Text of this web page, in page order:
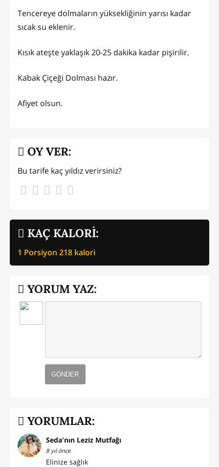
Tencereye dolmaların yüksekliğinin yarısı kadar
sıcak su eklenir.
Kısık ateşte yaklaşık 20-25 dakika kadar pişirilir.
Kabak Çiçeği Dolması hazır.
Afiyet olsun.
KAÇ KALORİ:
1 Porsiyon 218 kalori
OY VER:
Bu tarife kaç yıldız verirsiniz?
YORUM YAZ:
GÖNDER
YORUMLAR:
Seda'nın Leziz Mutfağı
8 yıl önce
Elinize sağlık